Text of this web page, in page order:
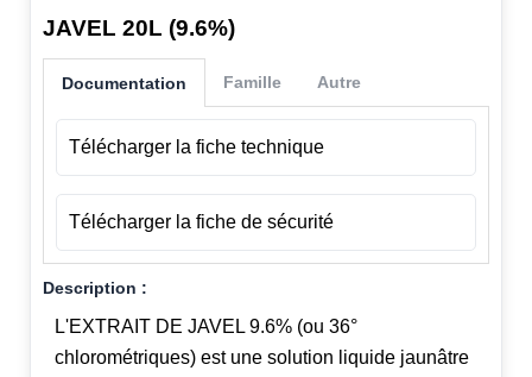
JAVEL 20L (9.6%)
Documentation
Télécharger la fiche technique
Télécharger la fiche de sécurité
Famille Autre
Description :
L'EXTRAIT DE JAVEL 9.6% (ou 36°
chlorométriques) est une solution liquide jaunâtre